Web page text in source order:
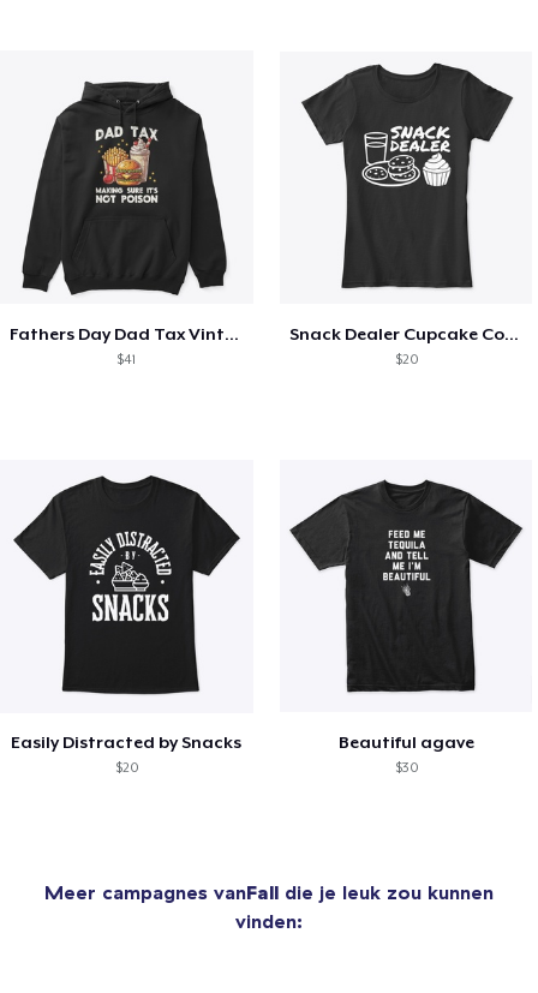
Fathers Day Dad Tax Vintage Papa T-Shirt
$41
Snack Dealer Cupcake Cookie and Milk
$20
Easily Distracted by Snacks
$20
Beautiful agave
$30
Meer campagnes vanFall die je leuk zou kunnen
vinden: